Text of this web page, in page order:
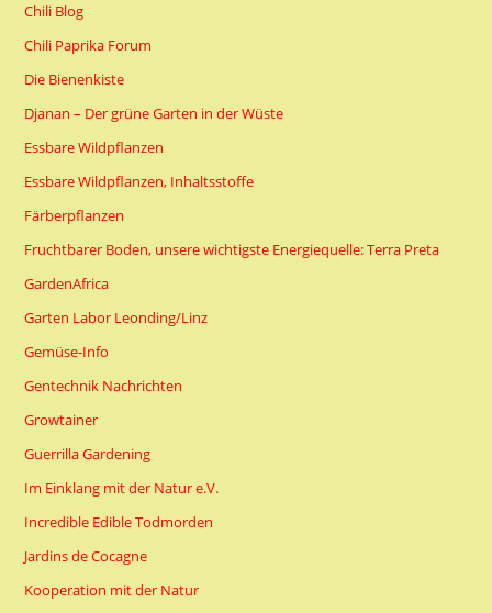
Chili Blog
Chili Paprika Forum
Die Bienenkiste
Djanan – Der grüne Garten in der Wüste
Essbare Wildpflanzen
Essbare Wildpflanzen, Inhaltsstoffe
Färberpflanzen
Fruchtbarer Boden, unsere wichtigste Energiequelle: Terra Preta
GardenAfrica
Garten Labor Leonding/Linz
Gemüse-Info
Gentechnik Nachrichten
Growtainer
Guerrilla Gardening
Im Einklang mit der Natur e.V.
Incredible Edible Todmorden
Jardins de Cocagne
Kooperation mit der Natur